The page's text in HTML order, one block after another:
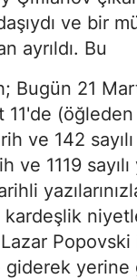
ve bir
ayrıldı. Bu
Bugün 21
11'de
ve 142
ve 1119 sayılı
giderek yerine